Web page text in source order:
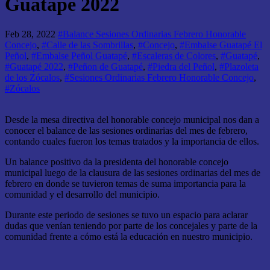
Guatapé 2022
Feb 28, 2022 #Balance Sesiones Ordinarias Febrero Honorable
Concejo, #Calle de las Sombrillas, #Concejo, #Embalse Guatapé El
Peñol, #Embalse Peñol Guatapé, #Escaleras de Colores, #Guatapé,
#Guatapé 2022, #Peñon de Guatapé, #Piedra del Peñol, #Plazoleta
de los Zócalos, #Sesiones Ordinarias Febrero Honorable Concejo,
#Zócalos
Desde la mesa directiva del honorable concejo municipal nos dan a
conocer el balance de las sesiones ordinarias del mes de febrero,
contando cuales fueron los temas tratados y la importancia de ellos.
Un balance positivo da la presidenta del honorable concejo
municipal luego de la clausura de las sesiones ordinarias del mes de
febrero en donde se tuvieron temas de suma importancia para la
comunidad y el desarrollo del municipio.
Durante este periodo de sesiones se tuvo un espacio para aclarar
dudas que venían teniendo por parte de los concejales y parte de la
comunidad frente a cómo está la educación en nuestro municipio.